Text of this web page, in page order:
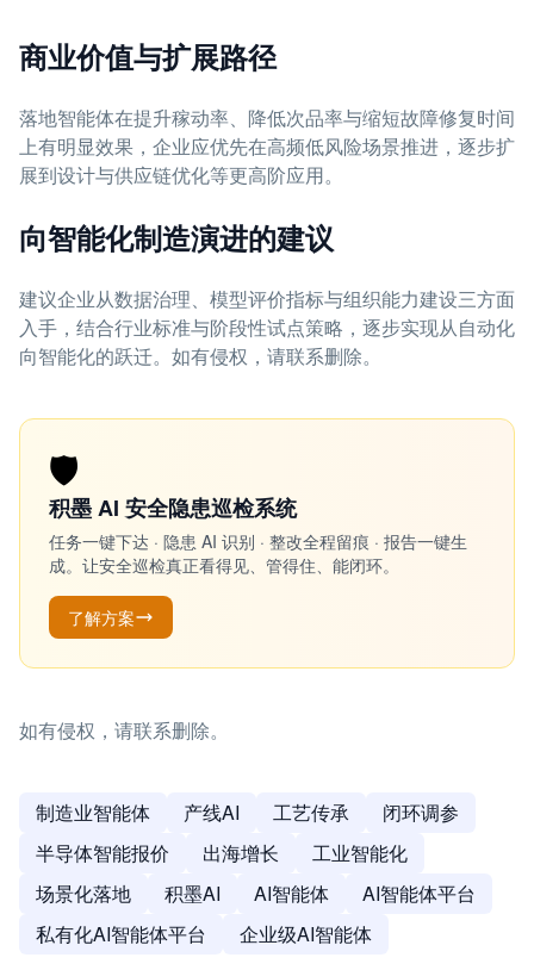
商业价值与扩展路径
落地智能体在提升稼动率、降低次品率与缩短故障修复时间
上有明显效果，企业应优先在高频低风险场景推进，逐步扩
展到设计与供应链优化等更高阶应用。
向智能化制造演进的建议
建议企业从数据治理、模型评价指标与组织能力建设三方面
入手，结合行业标准与阶段性试点策略，逐步实现从自动化
向智能化的跃迁。如有侵权，请联系删除。
🛡️
积墨 AI 安全隐患巡检系统
任务一键下达 · 隐患 AI 识别 · 整改全程留痕 · 报告一键生
成。让安全巡检真正看得见、管得住、能闭环。
了解方案
如有侵权，请联系删除。
制造业智能体 产线AI 工艺传承
闭环调参
半导体智能报价
出海增长
工业智能化
场景化落地
积墨AI AI智能体
AI智能体平台
私有化AI智能体平台
企业级AI智能体